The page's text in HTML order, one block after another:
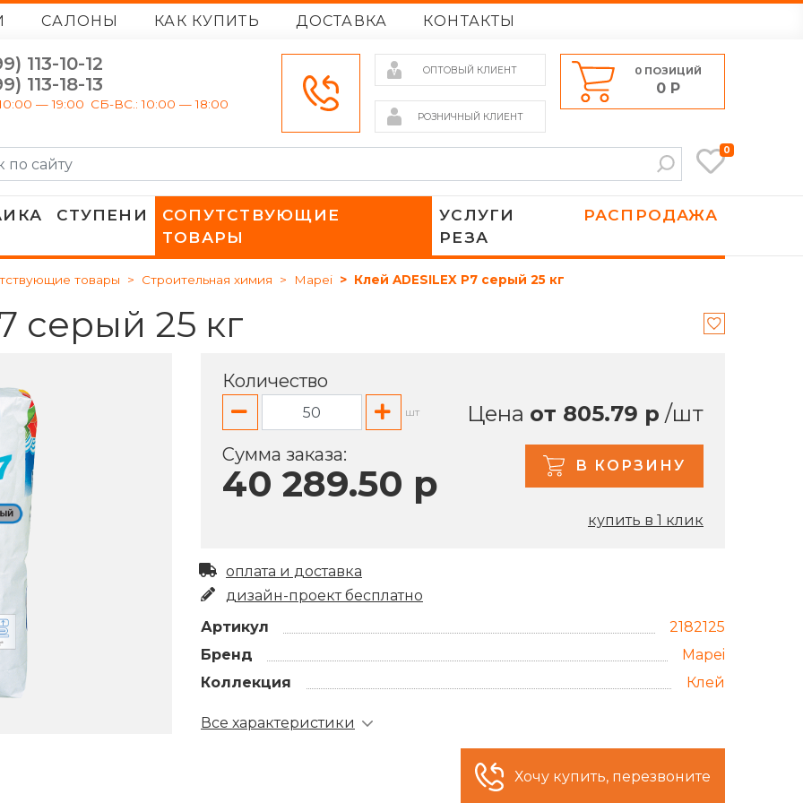
САЛОНЫ КАК КУПИТЬ ДОСТАВКА КОНТАКТЫ
113-10-12
113-18-13
— 19:00 СБ-ВС.: 10:00 — 18:00
ОПТОВЫЙ КЛИЕНТ
РОЗНИЧНЫЙ КЛИЕНТ
0ПОЗИЦИЙ
0 Р
0
КАМЕНЬ
МРАМОР
VITRA
ATLAS CONCORDE RUSSIA
ITALON CONTRACT
МОНОКОЛОР
3D
ATLAS CONCORDE ITALY
ITALON
СТУПЕНИ
ATLAS CONCORDE RUSSIA
ITALON CONTRACT
СОПУТСТВУЮЩИЕ
ТОВАРЫ
УСЛУГИ
РЕЗА
РАСПРОДАЖА
товары Строительная химия Mapei Клей ADESILEX P7 серый 25 кг
серый 25 кг
Количество
шт Цена от 805.79 р /шт
Сумма заказа:
40 289.50 р В КОРЗИНУ
купить в 1 клик
оплата и доставка
дизайн-проект бесплатно
Артикул
2182125
Бренд
Mapei
Коллекция
Клей
Все характеристики
Хочу купить, перезвоните